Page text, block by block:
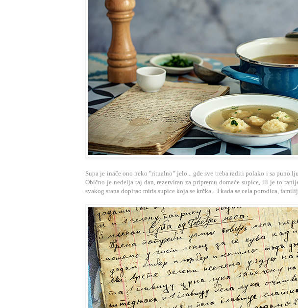
Supa je inače ono neko "ritualno" jelo... gde sve treba raditi polako i sa puno
Obično je nedelja taj dan, rezerviran za pripremu domaće supice, ili je to
svakog stana dopirao miris supice koja se krčka... I kada se cela porodica,